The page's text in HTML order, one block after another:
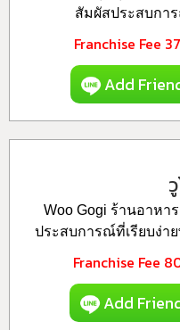
สัมผัสประสบกา
Franchise Fee
Add
Woo Gogi ร้านอาหา
ประสบการณ์ที่เรียบง่า
Franchise Fee
Add